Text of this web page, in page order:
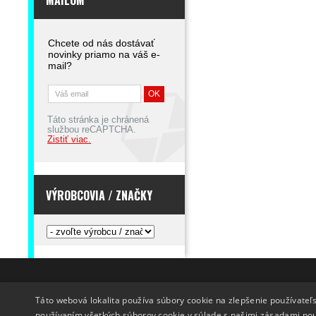
Chcete od nás dostávať
novinky priamo na váš e-
mail?
Táto stránka je chránená
službou reCAPTCHA.
Zistiť viac.
VÝROBCOVIA / ZNAČKY
INFO
O nás
DODANIE TOVARU
Doprava
Táto webová lokalita používa súbory cookie na zlepšenie